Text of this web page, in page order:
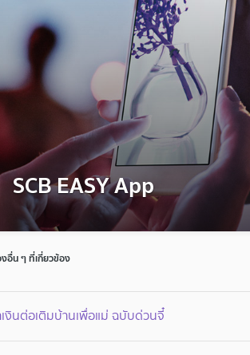
SCB EASY App
งอื่น ๆ ที่เกี่ยวข้อง
งินต่อเติมบ้านเพื่อแม่ ฉบับด่วนจี๋